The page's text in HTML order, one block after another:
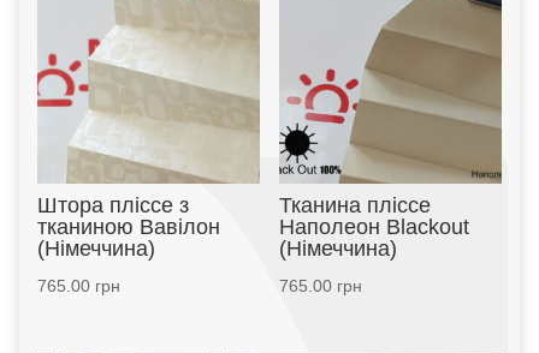
Штора пліссе з
тканиною Вавілон
(Німеччина)
765.00грн
Тканина пліссе
Наполеон Blackout
(Німеччина)
765.00грн